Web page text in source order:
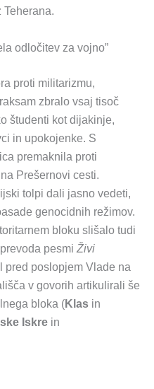
Teherana.
odločitev za vojno”
proti militarizmu,
zbralo vsaj tisoč
študenti kot dijakinje,
in upokojenke. S
premaknila proti
Prešernovi cesti.
tolpi dali jasno vedeti,
genocidnih režimov.
bloku slišalo tudi
pesmi Živi
pred poslopjem Vlade na
v govorih artikulirali še
bloka (Klas in
Iskre in